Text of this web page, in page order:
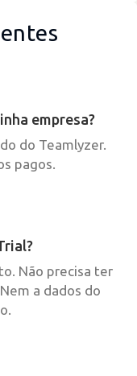
empresa?
do Teamlyzer.
pagos.
Não precisa ter
a dados do